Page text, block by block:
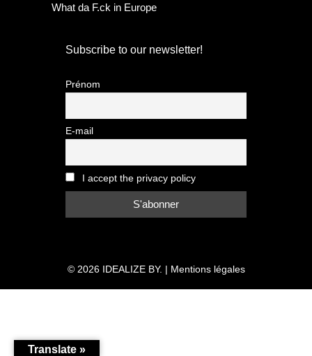
What da F.ck in Europe
Subscribe to our newsletter!
Prénom
E-mail
I accept the privacy policy
© 2026 IDEALIZE BY. | Mentions légales
Translate »